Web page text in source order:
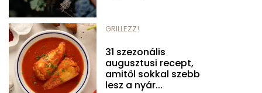
GRILLEZZ!
31 szezonális
augusztusi recept,
amitől sokkal szebb
lesz a nyár...